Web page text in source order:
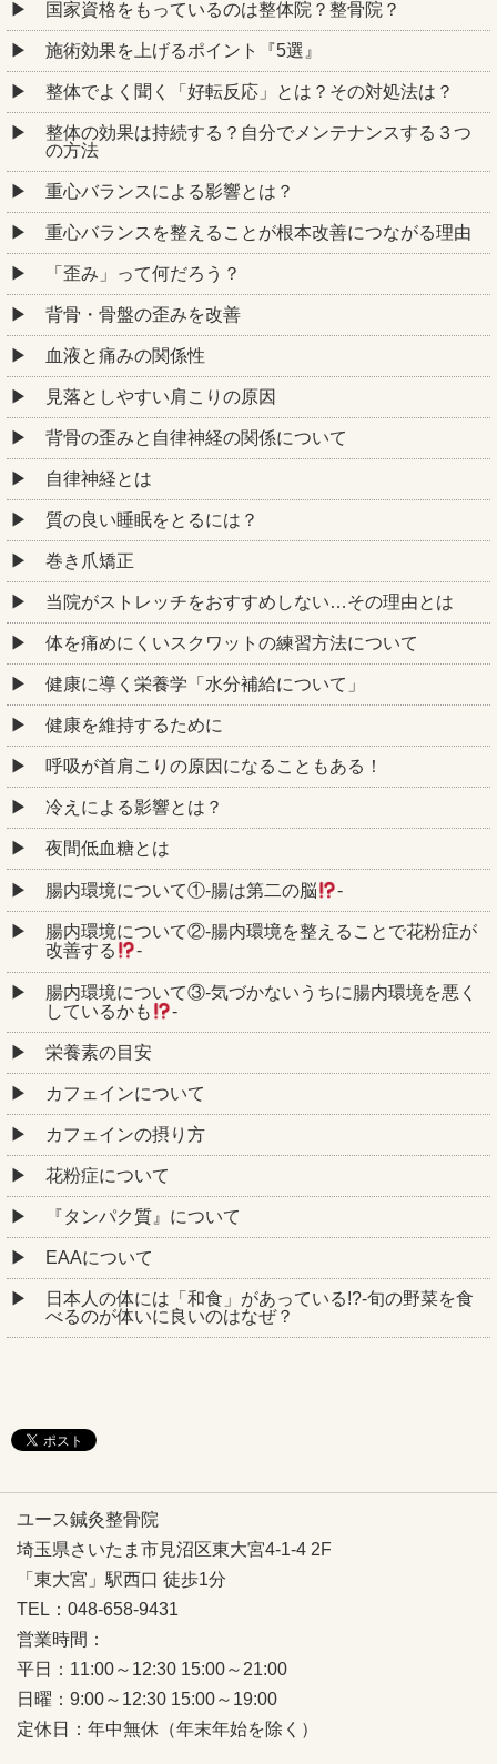
国家資格をもっているのは整体院？整骨院？
施術効果を上げるポイント『5選』
整体でよく聞く「好転反応」とは？その対処法は？
整体の効果は持続する？自分でメンテナンスする３つ
の方法
重心バランスによる影響とは？
重心バランスを整えることが根本改善につながる理由
「歪み」って何だろう？
背骨・骨盤の歪みを改善
血液と痛みの関係性
見落としやすい肩こりの原因
背骨の歪みと自律神経の関係について
自律神経とは
質の良い睡眠をとるには？
巻き爪矯正
当院がストレッチをおすすめしない…その理由とは
体を痛めにくいスクワットの練習方法について
健康に導く栄養学「水分補給について」
健康を維持するために
呼吸が首肩こりの原因になることもある！
冷えによる影響とは？
夜間低血糖とは
腸内環境について①‐腸は第二の脳 ‐
腸内環境について②‐腸内環境を整えることで花粉症が
改善する
‐
腸内環境について③‐気づかないうちに腸内環境を悪く
しているかも
‐
栄養素の目安
カフェインについて
カフェインの摂り方
花粉症について
『タンパク質』について
EAAについて
日本人の体には「和食」があっている!?-旬の野菜を食
べるのが体いに良いのはなぜ？
ユース鍼灸整骨院
埼玉県さいたま市見沼区東大宮4-1-4 2F
「東大宮」駅西口 徒歩1分
TEL：048-658-9431
営業時間：
平日：11:00～12:30 15:00～21:00
日曜：9:00～12:30 15:00～19:00
定休日：年中無休（年末年始を除く）